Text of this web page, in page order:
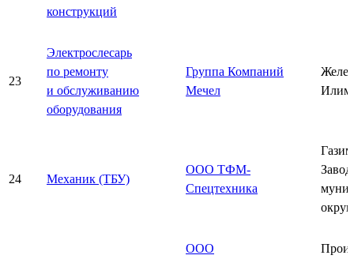
конструкций
23
Электрослесарь
по ремонту
и обслуживанию
оборудования
Группа Компаний
Мечел
24 Механик (ТБУ)
ООО ТФМ-
Спецтехника
округ
ООО